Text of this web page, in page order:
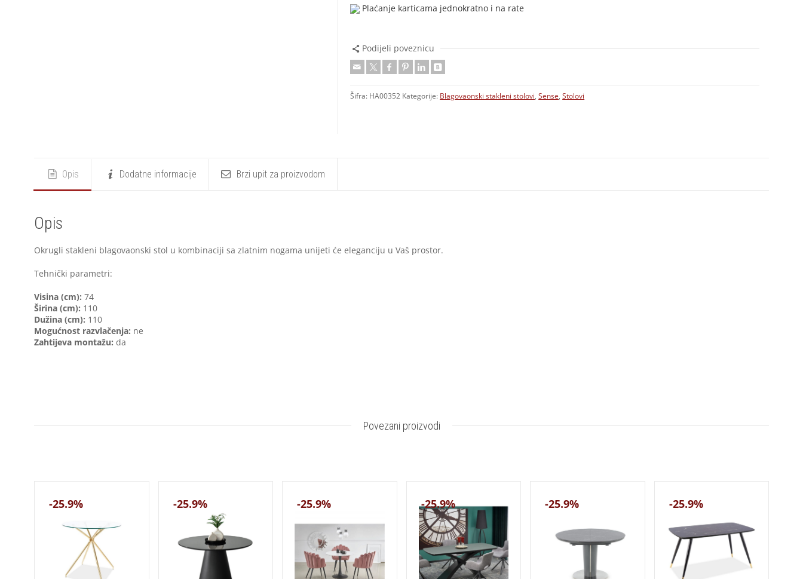
Plaćanje karticama jednokratno i na rate
Podijeli poveznicu
Šifra: HA00352 Kategorije: Blagovaonski stakleni stolovi,Sense,Stolovi
Opis Dodatne informacije Brzi upit za proizvodom
Opis
Okrugli stakleni blagovaonski stol u kombinaciji sa zlatnim nogama unijeti će eleganciju u Vaš prostor.
Tehnički parametri:
Visina (cm): 74
Širina (cm): 110
Dužina (cm): 110
Mogućnost razvlačenja: ne
Zahtijeva montažu: da
Povezani proizvodi
-25.9% -25.9% -25.9% -25.9% -25.9% -25.9%